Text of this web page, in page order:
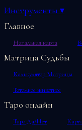
Инструменты ▾
Главное
Натальная карта
Матрица Судьбы
Калькулятор Матрицы
Тотемное животное
Таро онлайн
Таро Да/Нет